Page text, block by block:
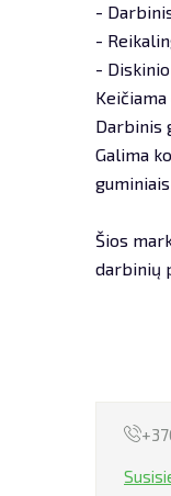
-
-
-
Darbinis
Galima
Šios
darbinių